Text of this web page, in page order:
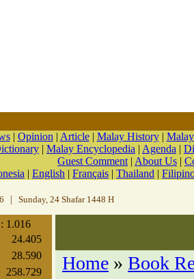
| Opinion | Article| Malay History|
| Malay Encyclopedia | Agenda |
Guest Comment | About Us |
| English | Français | Thailand |
Sunday, 24 Shafar 1448 H
1.016
24.405
28.590
258.729
Home » Book